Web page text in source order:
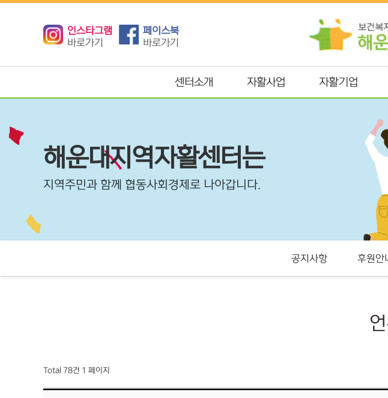
인스타그램
바로가기
페이스북
바로가기
센터소개 자활사업 자활기업
해운대지역자활센터는
지역주민과 함께 협동사회경제로 나아갑니다.
공지사항 후원안
Total 78건 1 페이지